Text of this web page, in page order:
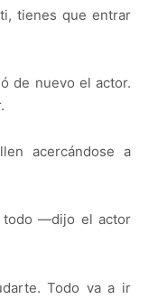
tienes que entrar
de nuevo el actor.
acercándose a
todo —dijo el actor
Todo va a ir